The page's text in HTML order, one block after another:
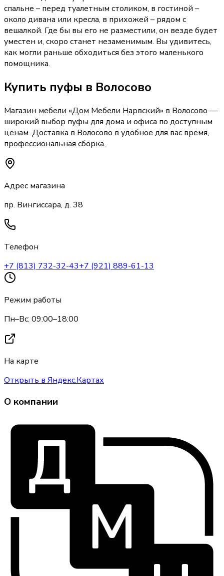
спальне – перед туалетным столиком, в гостиной –
около дивана или кресла, в прихожей – рядом с
вешалкой. Где бы вы его не разместили, он везде будет
уместен и, скоро станет незаменимым. Вы удивитесь,
как могли раньше обходиться без этого маленького
помощника.
Купить пуфы в Волосово
Магазин мебели «Дом Мебели Нарвский» в Волосово —
широкий выбор пуфы для дома и офиса по доступным
ценам. Доставка в Волосово в удобное для вас время,
профессиональная сборка.
Адрес магазина
пр. Вингиссара, д. 38
Телефон
+7 (813) 732-32-43+7 (921) 889-61-13
Режим работы
Пн–Вс: 09:00–18:00
На карте
Открыть в Яндекс.Картах
О компании